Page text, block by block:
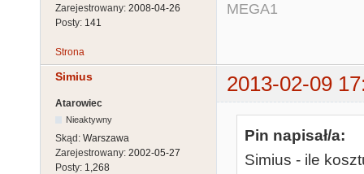
Zarejestrowany: 2008-04-26
Posty: 141
MEGA1
Strona
Simius 2013-02-09
Atarowiec
Nieaktywny
Skąd: Warszawa
Zarejestrowany: 2002-05-27
Posty: 1,268
Pin napisał/a:
Simius - ile